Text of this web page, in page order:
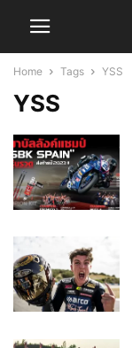
Home Tags YSS
YSS